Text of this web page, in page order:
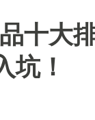
十大
坑！